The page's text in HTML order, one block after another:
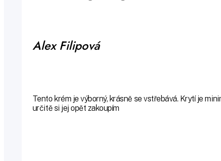
Alex Filipová
Tento krém je výborný, krásně se vstřebává. Krytí je
určitě si jej opět zakoupím